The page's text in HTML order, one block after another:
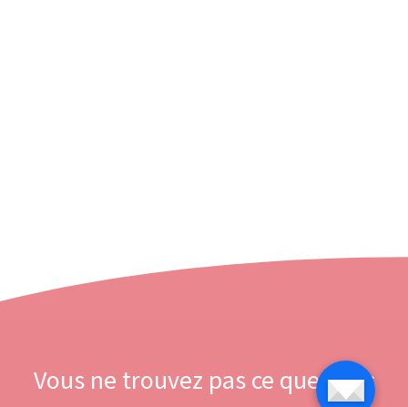
Vous ne trouvez pas ce que vous